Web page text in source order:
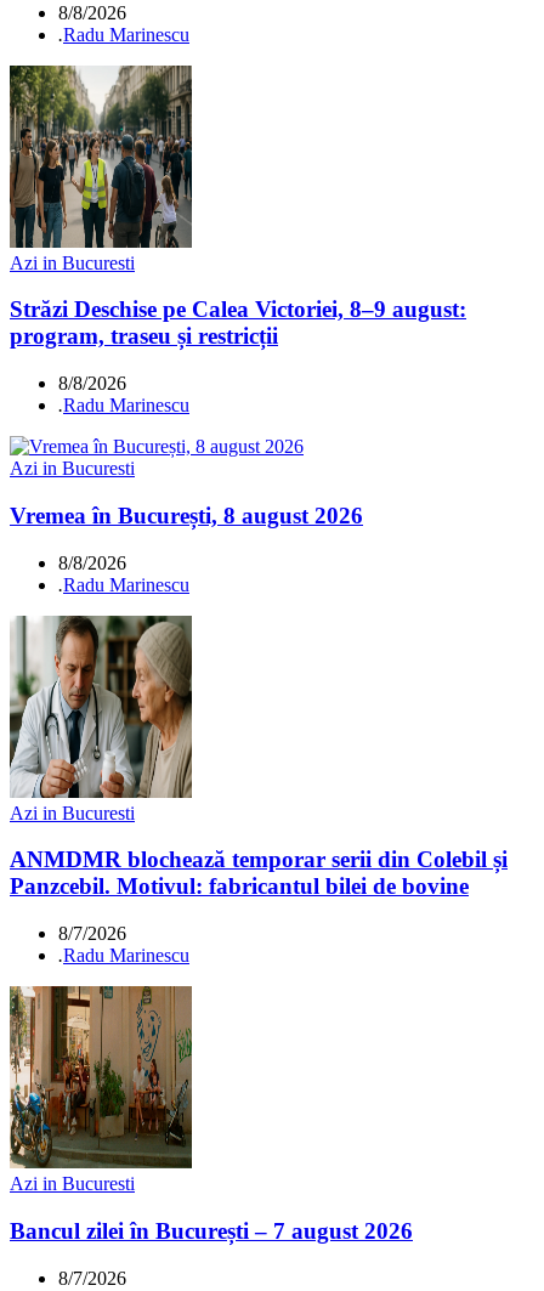
8/8/2026
.Radu Marinescu
Azi in Bucuresti
Străzi Deschise pe Calea Victoriei, 8–9 august:
program, traseu și restricții
8/8/2026
.Radu Marinescu
Azi in Bucuresti
Vremea în București, 8 august 2026
8/8/2026
.Radu Marinescu
Azi in Bucuresti
ANMDMR blochează temporar serii din Colebil și
Panzcebil. Motivul: fabricantul bilei de bovine
8/7/2026
.Radu Marinescu
Azi in Bucuresti
Bancul zilei în București – 7 august 2026
8/7/2026